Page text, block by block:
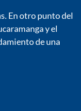
En otro punto del
y el
de una